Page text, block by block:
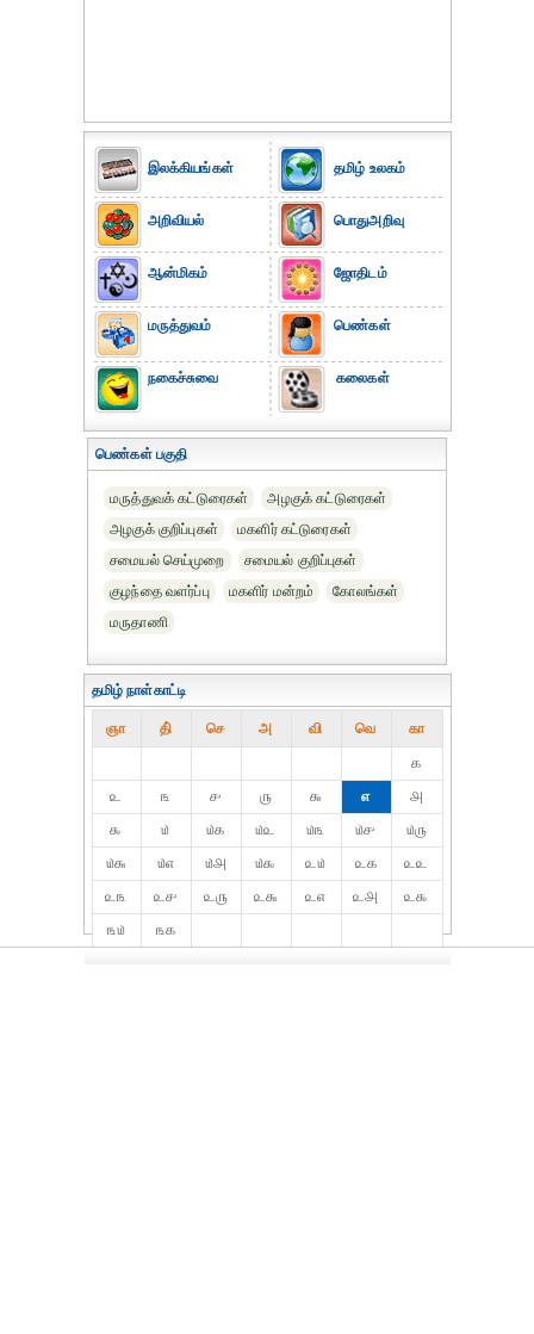
இலக்கியங்கள்
அறிவியல்
ஆன்மிகம்
மருத்துவம்
நகைச்சுவை
தமிழ் உலகம்
பொதுஅறிவு
ஜோதிடம்
பெண்கள்
கலைகள்
பெண்கள் பகுதி
மருத்துவக் கட்டுரைகள்
அழகுக் கட்டுரைகள்
அழகுக் குறிப்புகள்
மகளிர் கட்டுரைகள்
சமையல் செய்முறை
சமையல் குறிப்புகள்
குழந்தை வளர்ப்பு
மகளிர் மன்றம்
கோலங்கள்
மருதாணி
தமிழ் நாள்காட்டி
ஞா தி் செ அ வி வெ கா
௧
௨
௩ ௪ ௫ ௬ ௭
௮
௯
௰ ௰௧ ௰௨ ௰௩ ௰௪
௰௫
௰௬
௰௭ ௰௮ ௰௯ ௨௰ ௨௧
௨௨
௨௩
௨௪ ௨௫ ௨௬ ௨௭ ௨௮
௨௯
௩௰
௩௧